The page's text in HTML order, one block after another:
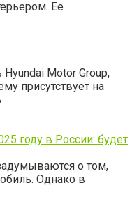
Ее
Motor Group,
присутствует на
году в России: будет
о том,
Однако в